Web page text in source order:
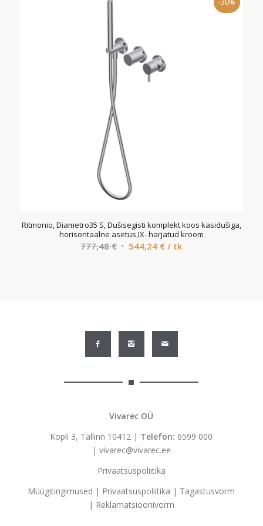
Ritmonio, Diametro35 S, Dušisegisti komplekt koos käsidušiga,
horisontaalne asetus,IX- harjatud kroom
777,48€ Algne
544,24 €Current
/ tk
-30%
Vivarec OÜ
Kopli 3, Tallinn 10412 | Telefon: 6599 000
| vivarec@vivarec.ee
Privaatsuspoliitika
Müügitingimused | Privaatsuspoliitika | Tagastusvorm
| Reklamatsioonivorm